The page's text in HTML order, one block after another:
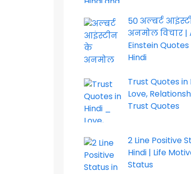
50 अल्बर्ट
अनमोल विचार |
Einstein Quotes
Hindi
Trust Quotes in
Love,
Trust Quotes
2 Line Positive
Hindi | Life
Status